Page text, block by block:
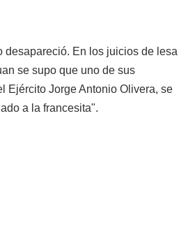
desapareció. En los juicios de lesa
se supo que uno de sus
Ejército Jorge Antonio Olivera, se
a la francesita".